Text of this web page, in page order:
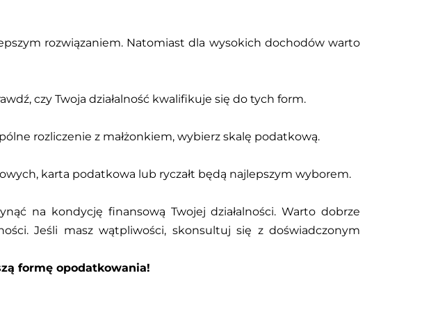
rozwiązaniem. Natomiast dla wysokich dochodów warto
czy Twoja działalność kwalifikuje się do tych form.
rozliczenie z małżonkiem, wybierz skalę podatkową.
karta podatkowa lub ryczałt będą najlepszym wyborem.
na kondycję finansową Twojej działalności. Warto dobrze
Jeśli masz wątpliwości, skonsultuj się z doświadczonym
formę opodatkowania!